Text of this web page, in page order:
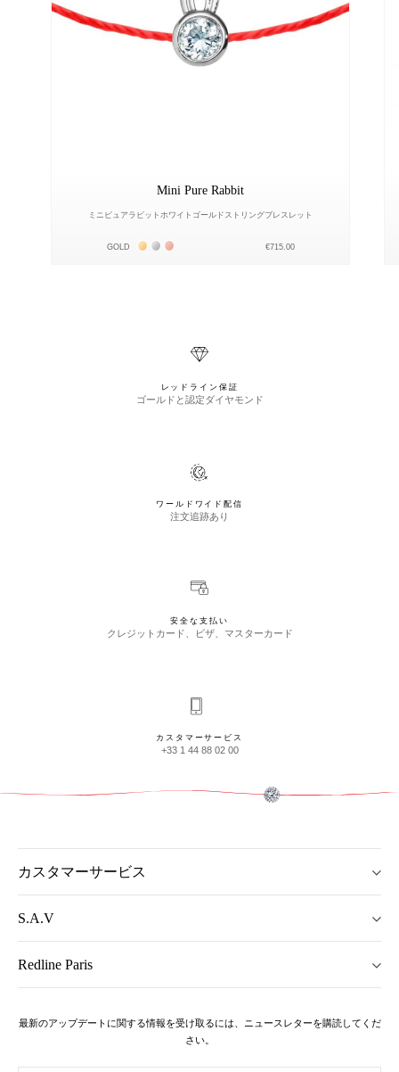
Mini Pure Rabbit
ミニピュアラビットホワイトゴールドストリングブレスレット
GOLD Жёлтое золото 18К
Белое золото 18К
Розовое золото 18К €715.00
レッドライン保証
ゴールドと認定ダイヤモンド
ワールドワイド配信
注文追跡あり
安全な支払い
クレジットカード、ビザ、マスターカード
カスタマーサービス
+33 1 44 88 02 00
カスタマーサービス
S.A.V
Redline Paris
最新のアップデートに関する情報を受け取るには、ニュースレターを購読してくだ
さい。